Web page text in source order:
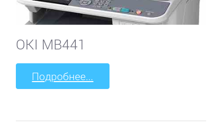
OKI MB441
Подробнее...